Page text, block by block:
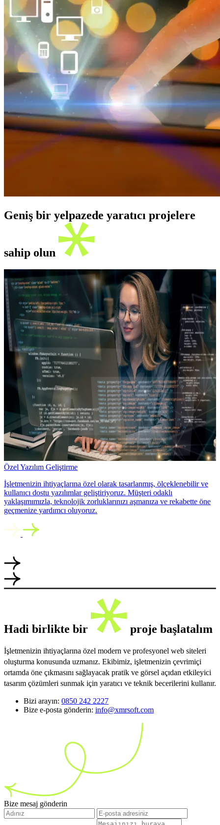
Geniş bir yelpazede yaratıcı projelere
sahip olun
Özel Yazılım Geliştirme
İşletmenizin ihtiyaçlarına özel olarak tasarlanmış, ölçeklenebilir ve
kullanıcı dostu yazılımlar geliştiriyoruz. Müşteri odaklı
yaklaşımımızla, teknolojik zorluklarınızı aşmanıza ve rekabette öne
geçmenize yardımcı oluyoruz.
Hadi birlikte bir proje başlatalım
İşletmenizin ihtiyaçlarına özel modern ve profesyonel web siteleri
oluşturma konusunda uzmanız. Ekibimiz, işletmenizin çevrimiçi
ortamda öne çıkmasını sağlayacak pratik ve görsel açıdan etkileyici
tasarım çözümleri sunmak için yaratıcı ve teknik becerilerini kullanır.
Bizi arayın: 0850 242 2227
Bize e-posta gönderin: info@xmrsoft.com
Bize mesaj gönderin